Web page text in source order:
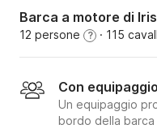
Barca a motore di Iris
12 persone ? · 115
Con equipaggio
Un equipaggio
bordo della barca